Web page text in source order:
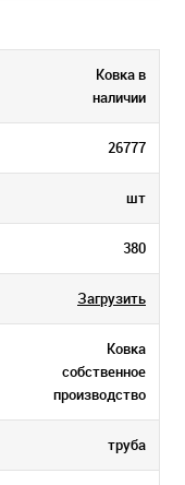
Ковка в
наличии
26777
шт
380
Загрузить
Ковка
собственное
производство
труба